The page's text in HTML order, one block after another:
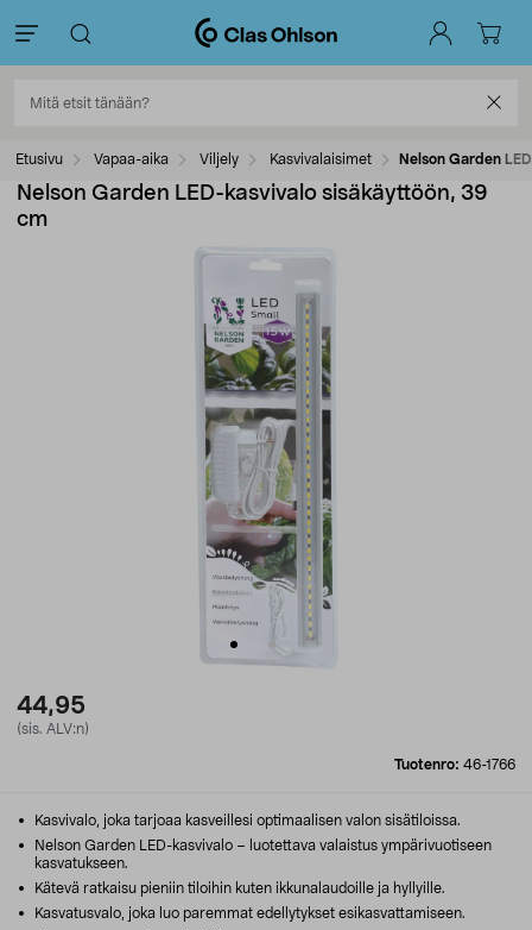
Etusivu Vapaa-aika Viljely Kasvivalaisimet Nelson Garden
Nelson Garden LED-kasvivalo sisäkäyttöön, 39
cm
44,95
(sis. ALV:n)
Tuotenro: 46-1766
Kasvivalo, joka tarjoaa kasveillesi optimaalisen valon sisätiloissa.
Nelson Garden LED-kasvivalo – luotettava valaistus ympärivuotiseen
kasvatukseen.
Kätevä ratkaisu pieniin tiloihin kuten ikkunalaudoille ja hyllyille.
Kasvatusvalo, joka luo paremmat edellytykset esikasvattamiseen.